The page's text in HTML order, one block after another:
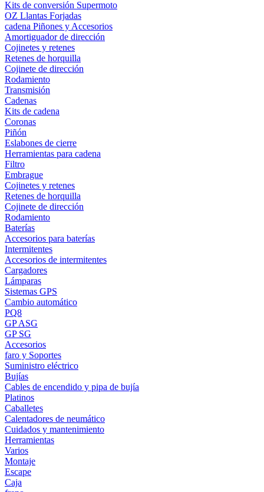
Kits de conversión Supermoto
OZ Llantas Forjadas
cadena Piñones y Accesorios
Amortiguador de dirección
Cojinetes y retenes
Retenes de horquilla
Cojinete de dirección
Rodamiento
Transmisión
Cadenas
Kits de cadena
Coronas
Piñón
Eslabones de cierre
Herramientas para cadena
Filtro
Embrague
Cojinetes y retenes
Retenes de horquilla
Cojinete de dirección
Rodamiento
Baterías
Accesorios para baterías
Intermitentes
Accesorios de intermitentes
Cargadores
Lámparas
Sistemas GPS
Cambio automático
PQ8
GP ASG
GP SG
Accesorios
faro y Soportes
Suministro eléctrico
Bujías
Cables de encendido y pipa de bujía
Platinos
Caballetes
Calentadores de neumático
Cuidados y mantenimiento
Herramientas
Varios
Montaje
Escape
Caja